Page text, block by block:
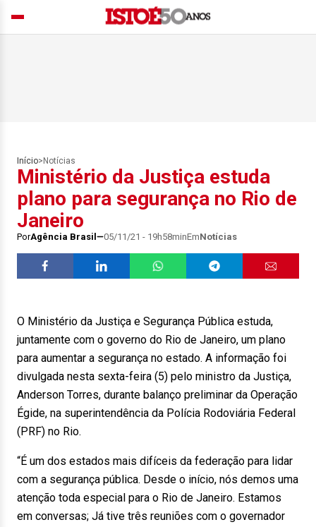
Início> Notícias
Ministério da Justiça estuda
plano para segurança no Rio de
Janeiro
PorAgência Brasil 05/11/21 - 19h58minEmNotícias
O Ministério da Justiça e Segurança Pública estuda,
juntamente com o governo do Rio de Janeiro, um plano
para aumentar a segurança no estado. A informação foi
divulgada nesta sexta-feira (5) pelo ministro da Justiça,
Anderson Torres, durante balanço preliminar da Operação
Égide, na superintendência da Polícia Rodoviária Federal
(PRF) no Rio.
“É um dos estados mais difíceis da federação para lidar
com a segurança pública. Desde o início, nós demos uma
atenção toda especial para o Rio de Janeiro. Estamos
em conversas; Já tive três reuniões com o governador